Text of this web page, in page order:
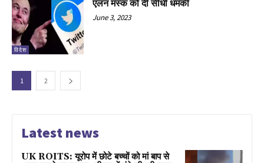
विदेश
एलन मस्क को दी सीधी धमकी
June 3, 2023
1 2
Latest news
UK ROITS: यूरोप में छोटे बच्चों को मां बाप से